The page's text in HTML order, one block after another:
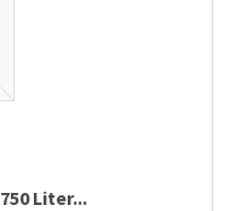
Liter...